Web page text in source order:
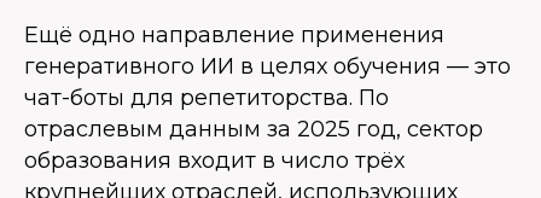
Ещё одно направление применения
генеративного ИИ в целях обучения — это
чат-боты для репетиторства. По
отраслевым данным за 2025 год, сектор
образования входит в число трёх
крупнейших отраслей, использующих